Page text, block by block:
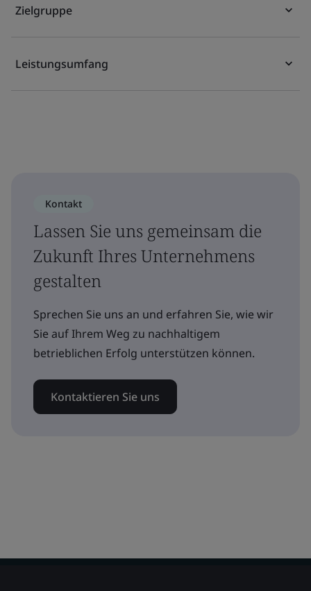
Zielgruppe
Leistungsumfang
Kontakt
Lassen Sie uns gemeinsam die
Zukunft Ihres Unternehmens
gestalten
Sprechen Sie uns an und erfahren Sie, wie wir
Sie auf Ihrem Weg zu nachhaltigem
betrieblichen Erfolg unterstützen können.
Kontaktieren Sie uns